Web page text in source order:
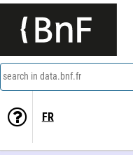
search in data.bnf.fr
FR